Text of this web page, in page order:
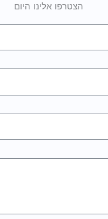
הצטרפו אלינו היום